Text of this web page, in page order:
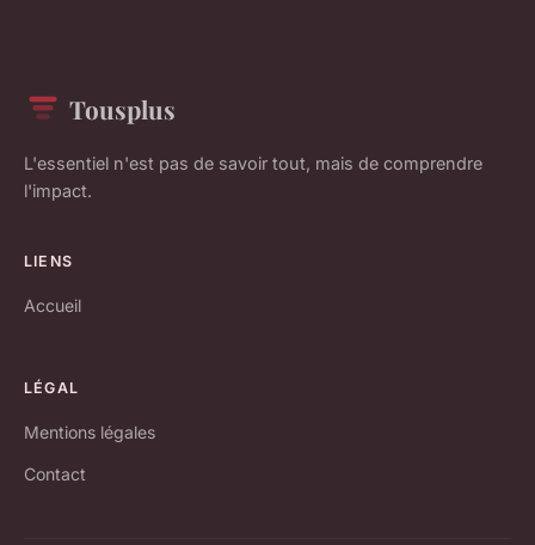
Tousplus
L'essentiel n'est pas de savoir tout, mais de comprendre
l'impact.
LIENS
Accueil
LÉGAL
Mentions légales
Contact